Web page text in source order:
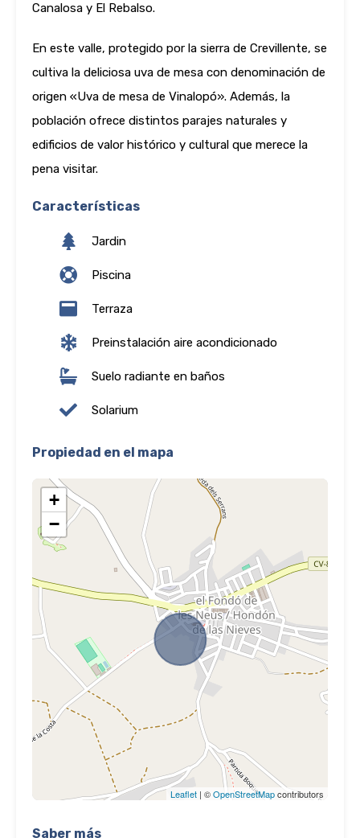
Canalosa y El Rebalso.
En este valle, protegido por la sierra de Crevillente, se
cultiva la deliciosa uva de mesa con denominación de
origen «Uva de mesa de Vinalopó». Además, la
población ofrece distintos parajes naturales y
edificios de valor histórico y cultural que merece la
pena visitar.
Características
Jardin
Piscina
Terraza
Preinstalación aire acondicionado
Suelo radiante en baños
Solarium
Propiedad en el mapa
+
−
Leaflet | ©OpenStreetMapcontributors
Saber más